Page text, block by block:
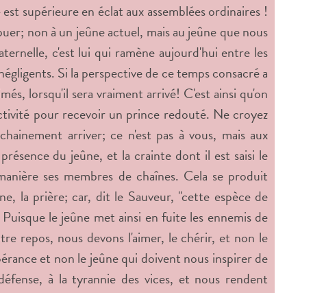
supérieure en éclat aux assemblées ordinaires !
non à un jeûne actuel, mais au jeûne que nous
c'est lui qui ramène aujourd'hui entre les
Si la perspective de ce temps consacré a
lorsqu'il sera vraiment arrivé! C'est ainsi qu'on
pour recevoir un prince redouté. Ne croyez
arriver; ce n'est pas à vous, mais aux
du jeûne, et la crainte dont il est saisi le
ses membres de chaînes. Cela se produit
la prière; car, dit le Sauveur, "cette espèce de
le jeûne met ainsi en fuite les ennemis de
repos, nous devons l'aimer, le chérir, et non le
et non le jeûne qui doivent nous inspirer de
à la tyrannie des vices, et nous rendent